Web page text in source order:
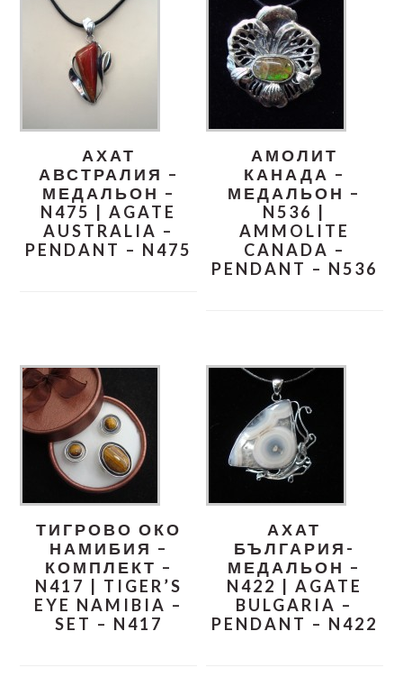
АХАТ
АВСТРАЛИЯ –
МЕДАЛЬОН –
N475 | AGATE
AUSTRALIA –
PENDANT – N475
АМОЛИТ
КАНАДА –
МЕДАЛЬОН –
N536 |
AMMOLITE
CANADA –
PENDANT – N536
ТИГРОВО ОКО
НАМИБИЯ –
КОМПЛЕКТ –
N417 | TIGER’S
EYE NAMIBIA –
SET – N417
АХАТ
БЪЛГАРИЯ-
МЕДАЛЬОН –
N422 | AGATE
BULGARIA –
PENDANT – N422